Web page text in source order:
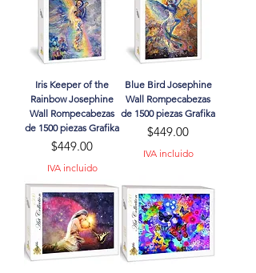
Iris Keeper of the
Rainbow Josephine
Wall Rompecabezas
de 1500 piezas Grafika
Precio
$449.00
IVA incluido
Blue Bird Josephine
Wall Rompecabezas
de 1500 piezas Grafika
Precio
$449.00
IVA incluido